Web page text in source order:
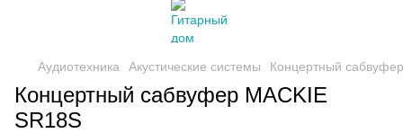
Аудиотехника Акустические системы Концертный
Концертный сабвуфер MACKIE
SR18S